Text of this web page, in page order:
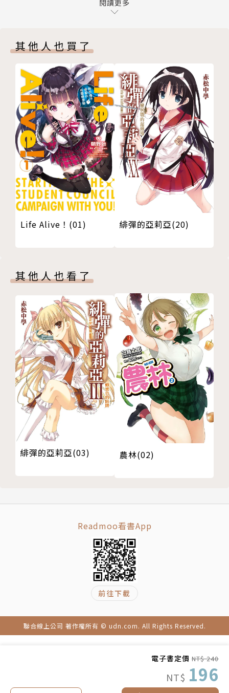
電子書定價 NT$ 240
NT$ 196
閱讀更多
其他人也買了
Life Alive！(01) 緋彈的亞莉亞(20)
其他人也看了
緋彈的亞莉亞(03) 農林(02)
Readmoo看書App
前往下載
聯合線上公司 著作權所有 © udn.com. All Rights Reserved.